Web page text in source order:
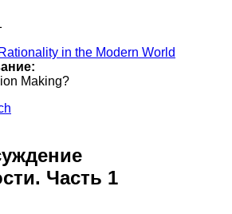
in the Modern World
Making?
Часть 1